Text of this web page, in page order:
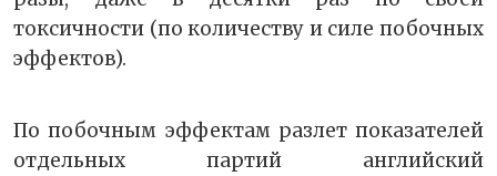
токсичности (по количеству и силе побочных
эффектов).
По побочным эффектам разлет показателей
отдельных партий английский